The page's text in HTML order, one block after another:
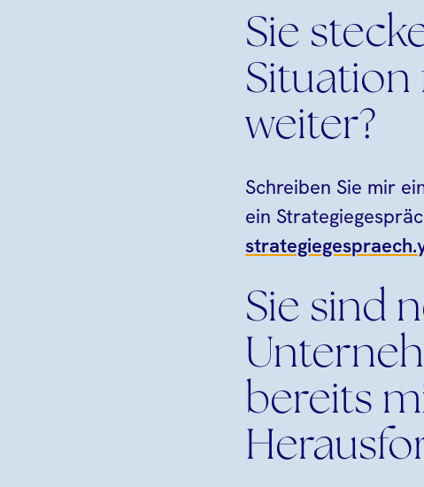
Sie
weiter?
Schreiben Sie mir
ein
Sie sind
bereits